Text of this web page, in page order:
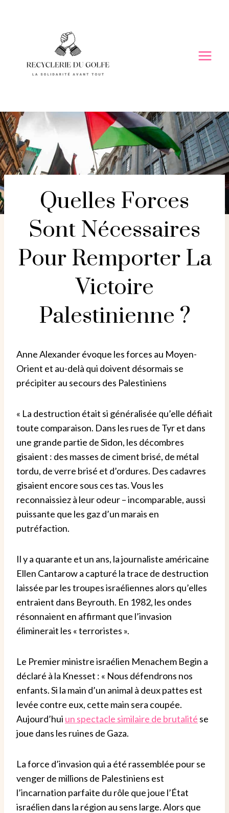
Quelles Forces
Sont Nécessaires
Pour Remporter La
Victoire
Palestinienne ?
Anne Alexander évoque les forces au Moyen-
Orient et au-delà qui doivent désormais se
précipiter au secours des Palestiniens
« La destruction était si généralisée qu’elle défiait
toute comparaison. Dans les rues de Tyr et dans
une grande partie de Sidon, les décombres
gisaient : des masses de ciment brisé, de métal
tordu, de verre brisé et d’ordures. Des cadavres
gisaient encore sous ces tas. Vous les
reconnaissiez à leur odeur – incomparable, aussi
puissante que les gaz d’un marais en
putréfaction.
Il y a quarante et un ans, la journaliste américaine
Ellen Cantarow a capturé la trace de destruction
laissée par les troupes israéliennes alors qu’elles
entraient dans Beyrouth. En 1982, les ondes
résonnaient en affirmant que l’invasion
éliminerait les « terroristes ».
Le Premier ministre israélien Menachem Begin a
déclaré à la Knesset : « Nous défendrons nos
enfants. Si la main d’un animal à deux pattes est
levée contre eux, cette main sera coupée.
Aujourd’hui un spectacle similaire de brutalité se
joue dans les ruines de Gaza.
La force d’invasion qui a été rassemblée pour se
venger de millions de Palestiniens est
l’incarnation parfaite du rôle que joue l’État
israélien dans la région au sens large. Alors que